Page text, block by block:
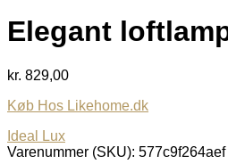
Elegant
kr. 829,00
Køb Hos Likehome.dk
Ideal Lux
Varenummer (SKU): 577c9f264aef